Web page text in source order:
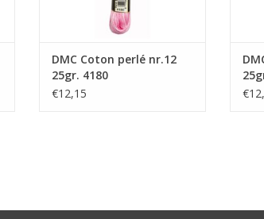
DMC Coton perlé nr.12
25gr. 4180
€12,15